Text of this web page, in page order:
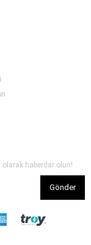
haberdar olun!
Gönder